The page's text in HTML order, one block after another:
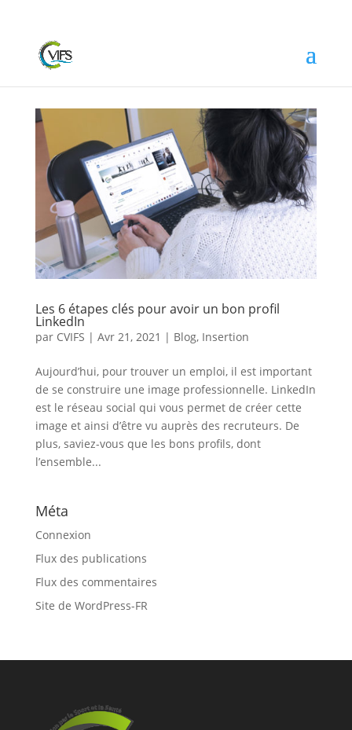
Les 6 étapes clés pour avoir un bon profil
LinkedIn
par CVIFS | Avr 21, 2021 | Blog, Insertion
Aujourd’hui, pour trouver un emploi, il est important
de se construire une image professionnelle. LinkedIn
est le réseau social qui vous permet de créer cette
image et ainsi d’être vu auprès des recruteurs. De
plus, saviez-vous que les bons profils, dont
l’ensemble...
Méta
Connexion
Flux des publications
Flux des commentaires
Site de WordPress-FR